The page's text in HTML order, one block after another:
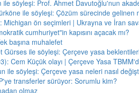
ile söyleşi: Prof. Ahmet Davutoğlu'nun
ile söyleşi: Çözüm sürecinde gelinen
Michigan ön seçimleri | Ukrayna ve İran
cumhuriyet"in kapısını açacak mı?
başına muhalefet
Gürses ile söyleşi: Çerçeve yasa
Cem Küçük olayı | Çerçeve Yasa
ile söyleşi: Çerçeve yasa neleri nasıl
transferler sürüyor: Sorumlu kim?
olmaz